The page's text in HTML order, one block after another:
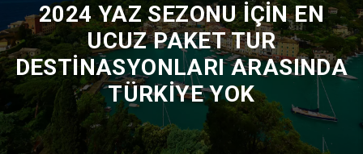
2024 YAZ SEZONU İÇIN EN
UCUZ PAKET TUR
DESTINASYONLARI ARASINDA
TÜRKIYE YOK